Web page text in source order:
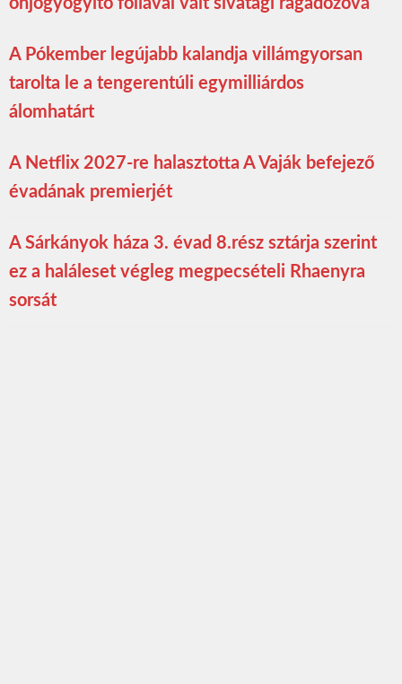
A Pókember legújabb kalandja villámgyorsan
tarolta le a tengerentúli egymilliárdos
álomhatárt
A Netflix 2027-re halasztotta A Vaják befejező
évadának premierjét
A Sárkányok háza 3. évad 8.rész sztárja szerint
ez a haláleset végleg megpecsételi Rhaenyra
sorsát